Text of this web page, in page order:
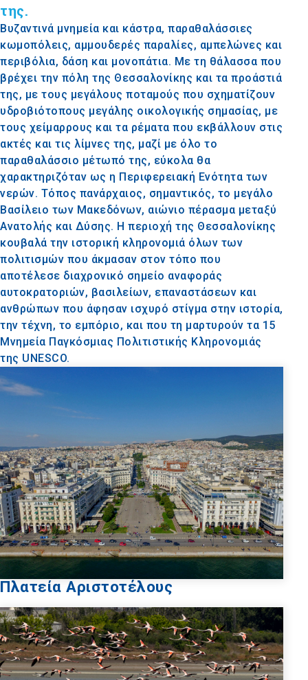
της.
Βυζαντινά μνημεία και κάστρα, παραθαλάσσιες
κωμοπόλεις, αμμουδερές παραλίες, αμπελώνες και
περιβόλια, δάση και μονοπάτια. Με τη θάλασσα που
βρέχει την πόλη της Θεσσαλονίκης και τα προάστιά
της, με τους μεγάλους ποταμούς που σχηματίζουν
υδροβιότοπους μεγάλης οικολογικής σημασίας, με
τους χείμαρρους και τα ρέματα που εκβάλλουν στις
ακτές και τις λίμνες της, μαζί με όλο το
παραθαλάσσιο μέτωπό της, εύκολα θα
χαρακτηριζόταν ως η Περιφερειακή Ενότητα των
νερών. Τόπος πανάρχαιος, σημαντικός, το μεγάλο
Βασίλειο των Μακεδόνων, αιώνιο πέρασμα μεταξύ
Ανατολής και Δύσης. Η περιοχή της Θεσσαλονίκης
κουβαλά την ιστορική κληρονομιά όλων των
πολιτισμών που άκμασαν στον τόπο που
αποτέλεσε διαχρονικό σημείο αναφοράς
αυτοκρατοριών, βασιλείων, επαναστάσεων και
ανθρώπων που άφησαν ισχυρό στίγμα στην ιστορία,
την τέχνη, το εμπόριο, και που τη μαρτυρούν τα 15
Μνημεία Παγκόσμιας Πολιτιστικής Κληρονομιάς
της UNESCO.
Πλατεία Αριστοτέλους